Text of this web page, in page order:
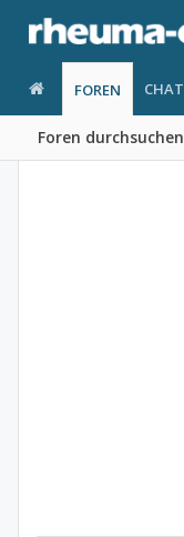
FOREN
Foren durchsuchen
CHAT